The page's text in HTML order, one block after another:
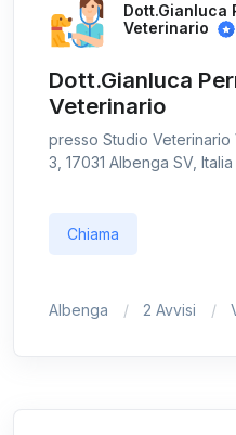
Dott.Gianluca
Veterinario
Dott.Gianluca
Veterinario
presso Studio Veterinario
3, 17031 Albenga SV, Italia
Chiama
Albenga 2 Avvisi